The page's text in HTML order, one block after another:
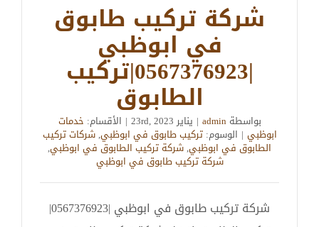
شركة تركيب طابوق
في ابوظبي
|0567376923|تركيب
الطابوق
بواسطةadmin
| يناير 23rd, 2023 | الأقسام: خدمات
ابوظبي | الوسوم:تركيب طابوق في ابوظبي,شركات تركيب
الطابوق في ابوظبي,شركة تركيب الطابوق في ابوظبي,
شركة تركيب طابوق في ابوظبي
شركة تركيب طابوق في ابوظبي |0567376923|